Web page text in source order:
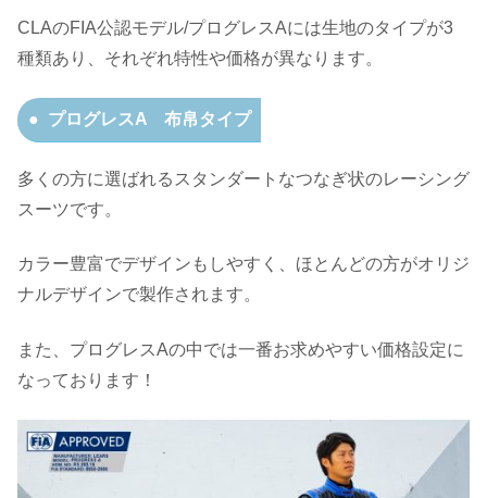
CLAのFIA公認モデル/プログレスAには生地のタイプが3
種類あり、それぞれ特性や価格が異なります。
プログレスA 布帛タイプ
多くの方に選ばれるスタンダートなつなぎ状のレーシング
スーツです。
カラー豊富でデザインもしやすく、ほとんどの方がオリジ
ナルデザインで製作されます。
また、プログレスAの中では一番お求めやすい価格設定に
なっております！